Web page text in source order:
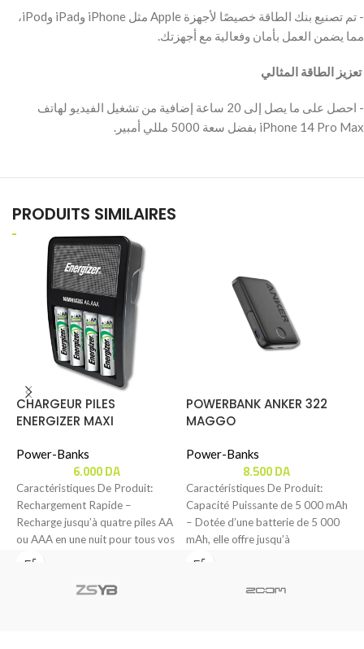
‫- تم تصنيع بنك الطاقة خصيصًا لأجهزة Apple مثل iPhone وiPad وiPod،
مما يضمن العمل بأمان وفعالية مع أجهزتك.
‫ تعزيز الطاقة المثالي
‫- احصل على ما يصل إلى 20 ساعة إضافية من تشغيل الفيديو لهاتف
iPhone 14 Pro Max بفضل سعة 5000 مللي أمبير.
PRODUITS SIMILAIRES
CHARGEUR PILES
ENERGIZER MAXI
Power-Banks
6.000DA
Caractéristiques De Produit:
Rechargement Rapide –
Recharge jusqu’à quatre piles AA
ou AAA en une nuit pour tous vos
besoins
POWERBANK ANKER 322
MAGGO
Power-Banks
8.500DA
Caractéristiques De Produit:
Capacité Puissante de 5 000 mAh
– Dotée d’une batterie de 5 000
mAh, elle offre jusqu’à